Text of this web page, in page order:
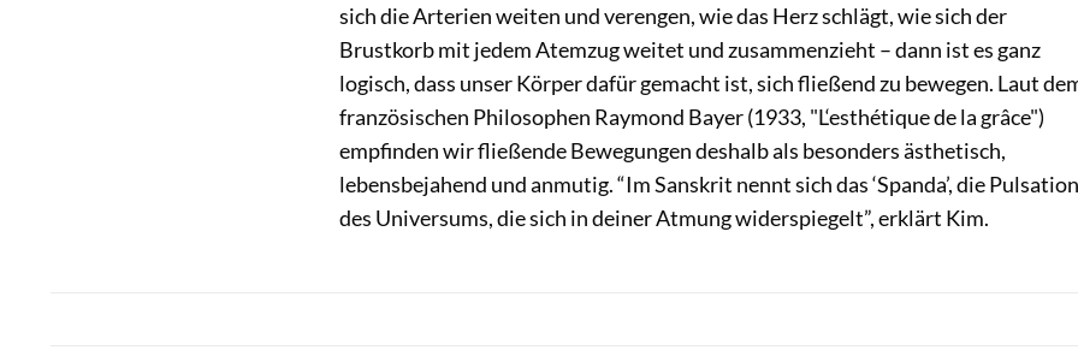
sich die Arterien weiten und verengen, wie das Herz schlägt, wie sich der
Brustkorb mit jedem Atemzug weitet und zusammenzieht – dann ist es ganz
logisch, dass unser Körper dafür gemacht ist, sich fließend zu bewegen. Laut
französischen Philosophen Raymond Bayer (1933, "L‘esthétique de la grâce")
empfinden wir fließende Bewegungen deshalb als besonders ästhetisch,
lebensbejahend und anmutig. “Im Sanskrit nennt sich das ‘Spanda’, die Pulsation
des Universums, die sich in deiner Atmung widerspiegelt”, erklärt Kim.